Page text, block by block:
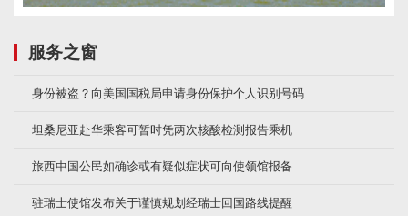
服务之窗
身份被盗？向美国国税局申请身份保护个人识别号码
坦桑尼亚赴华乘客可暂时凭两次核酸检测报告乘机
旅西中国公民如确诊或有疑似症状可向使领馆报备
驻瑞士使馆发布关于谨慎规划经瑞士回国路线提醒